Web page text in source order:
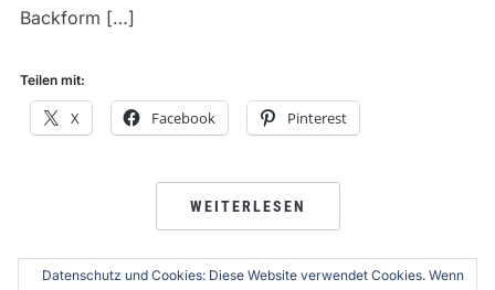
Backform […]
Teilen mit:
X Facebook Pinterest
WEITERLESEN
Datenschutz und Cookies: Diese Website verwendet Cookies. Wenn